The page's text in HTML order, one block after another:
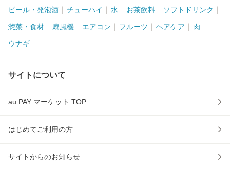
ビール・発泡酒 チューハイ 水 お茶飲料 ソフトドリンク
惣菜・食材 扇風機 エアコン フルーツ ヘアケア 肉
ウナギ
サイトについて
au PAY マーケット TOP
はじめてご利用の方
サイトからのお知らせ